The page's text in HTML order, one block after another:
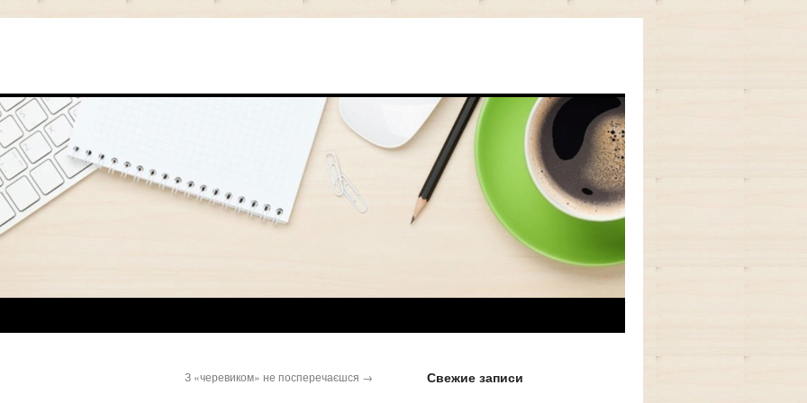
З «черевиком» не посперечаєшся → Свежие записи